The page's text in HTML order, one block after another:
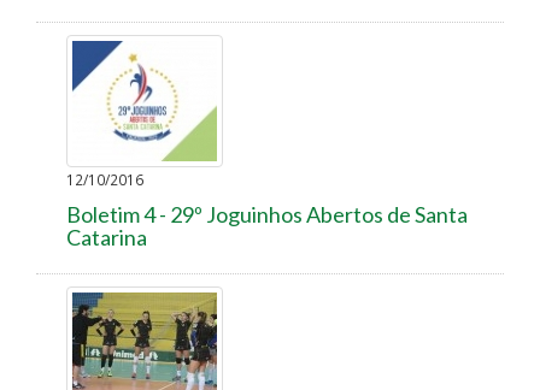
12/10/2016
Boletim 4 - 29º Joguinhos Abertos de Santa
Catarina